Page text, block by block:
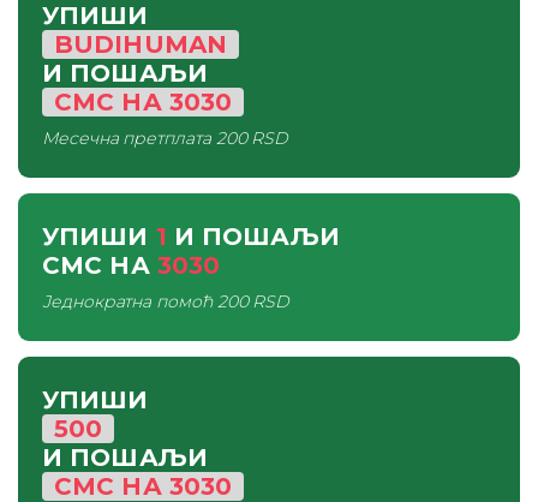
УПИШИ
BUDIHUMAN
И ПОШАЉИ
СМС НА3030
Месечна претплата200 RSD
УПИШИ 1 И ПОШАЉИ
СМС НА 3030
Једнократна помоћ200 RSD
УПИШИ
500
И ПОШАЉИ
СМС НА3030